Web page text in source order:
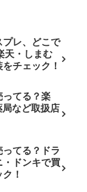
プレ、どこで
天・しまむ
チェック！
ってる？楽
など取扱店
てる？ドラ
・ドンキで買
！